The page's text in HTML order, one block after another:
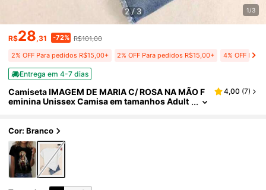
1/3
R$28,31 -72% R$101,00
2% OFF Para pedidos R$15,00+ 2% OFF Para pedidos R$15,00+ 4% OFF
Entrega em 4-7 dias
Camiseta IMAGEM DE MARIA C/ ROSA NA MÃO F
eminina Unissex Camisa em tamanhos Adult
4,00 (7)
Cor: Branco